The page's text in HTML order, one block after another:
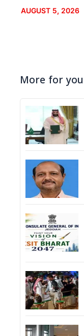
AUGUST 5, 2026
More for you